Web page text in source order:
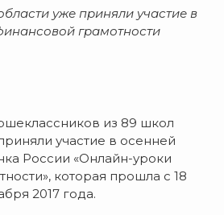
уже приняли участие в
грамотности
из 89 школ
участие в осенней
России «Онлайн-уроки
которая прошла с 18
2017 года.